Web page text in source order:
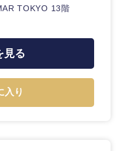
TOKYO 13階
見る
入り